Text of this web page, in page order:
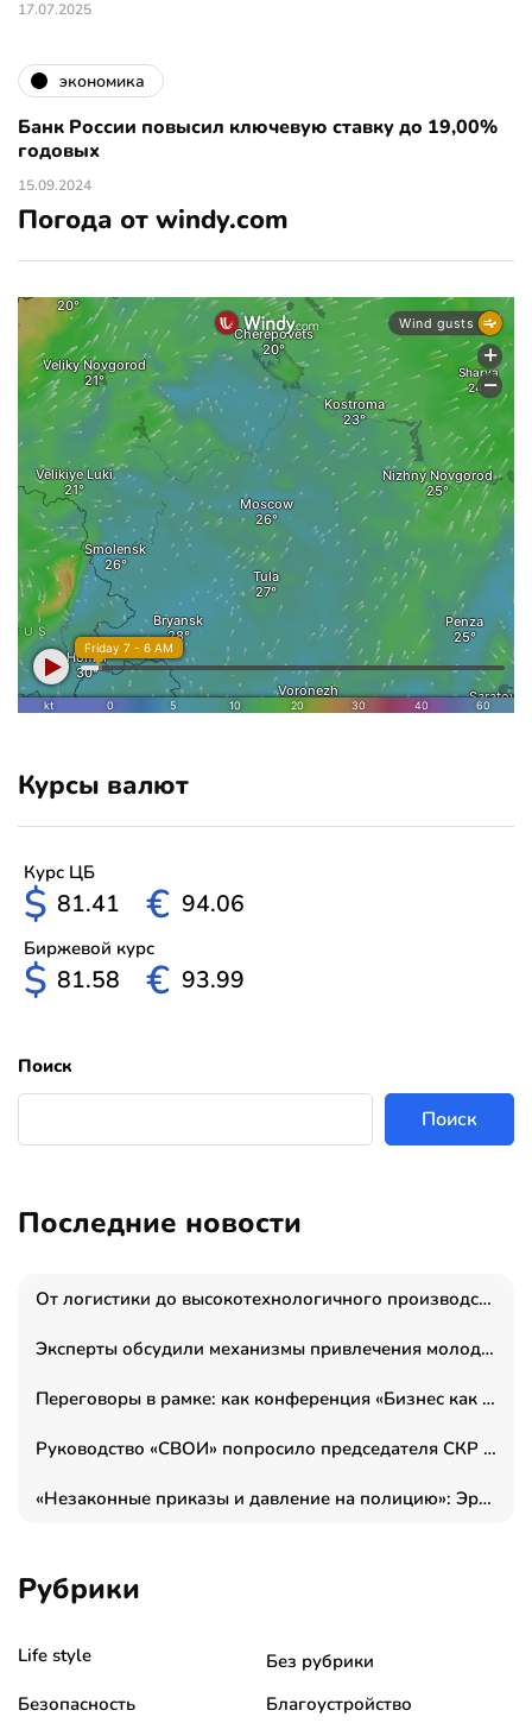
17.07.2025
экономика
Банк России повысил ключевую ставку до 19,00%
годовых
15.09.2024
Погода от windy.com
Курсы валют
Курс ЦБ
$ 81.41 € 94.06
Биржевой курс
$ 81.58 € 93.99
Поиск
Поиск
Последние новости
От логистики до высокотехнологичного производства: как основатель “гагаринга” выстраивает экосистему безопасности и гражданских БПЛА
Эксперты обсудили механизмы привлечения молодых специалистов в промышленные города
Переговоры в рамке: как конференция «Бизнес как искусство» переформатирует деловой этикет в стенах ТПП РФ
Руководство «СВОИ» попросило председателя СКР дать правовую оценку обысков в тыловом штабе
«Незаконные приказы и давление на полицию»: Эрнеста Султанова задержали у посольства Израиля во время одиночного пикета
Рубрики
Life style
Без рубрики
Безопасность
Благоустройство